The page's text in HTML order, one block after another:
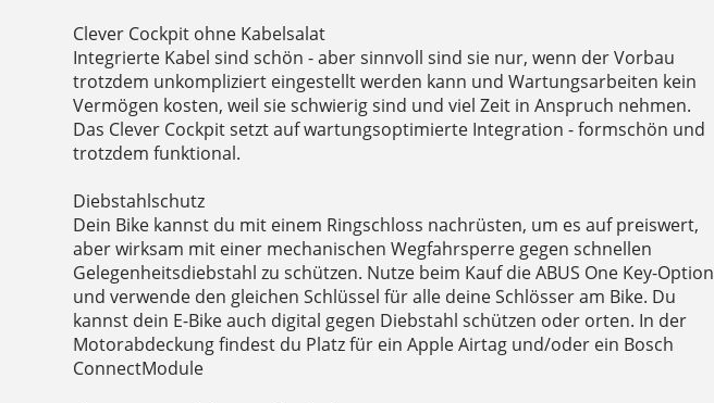
Clever Cockpit ohne Kabelsalat
Integrierte Kabel sind schön - aber sinnvoll sind sie nur, wenn der Vorbau
trotzdem unkompliziert eingestellt werden kann und Wartungsarbeiten kein
Vermögen kosten, weil sie schwierig sind und viel Zeit in Anspruch nehmen.
Das Clever Cockpit setzt auf wartungsoptimierte Integration - formschön und
trotzdem funktional.
Diebstahlschutz
Dein Bike kannst du mit einem Ringschloss nachrüsten, um es auf preiswert,
aber wirksam mit einer mechanischen Wegfahrsperre gegen schnellen
Gelegenheitsdiebstahl zu schützen. Nutze beim Kauf die ABUS One Key-Option
und verwende den gleichen Schlüssel für alle deine Schlösser am Bike. Du
kannst dein E-Bike auch digital gegen Diebstahl schützen oder orten. In der
Motorabdeckung findest du Platz für ein Apple Airtag und/oder ein Bosch
ConnectModule